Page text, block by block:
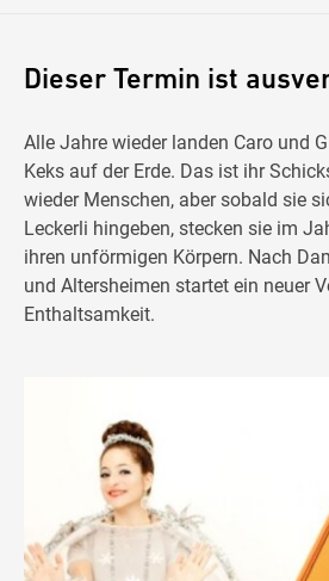
Dieser Termin ist
Alle Jahre wieder landen Caro und
Keks auf der Erde. Das ist ihr
wieder Menschen, aber sobald sie
Leckerli hingeben, stecken sie im
ihren unförmigen Körpern. Nach
und Altersheimen startet ein neuer
Enthaltsamkeit.